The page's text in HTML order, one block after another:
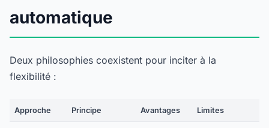
automatique
Deux philosophies coexistent pour inciter à la
flexibilité :
Approche Principe Avantages Limites